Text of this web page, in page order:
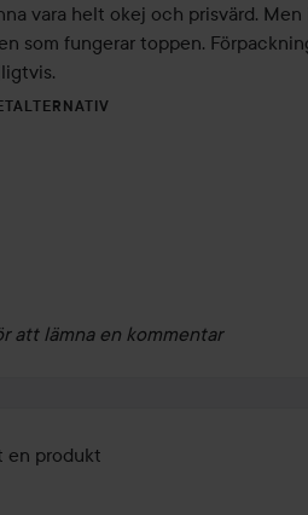
vara helt okej och prisvärd. Men
som fungerar toppen.
att lämna en kommentar
en produkt